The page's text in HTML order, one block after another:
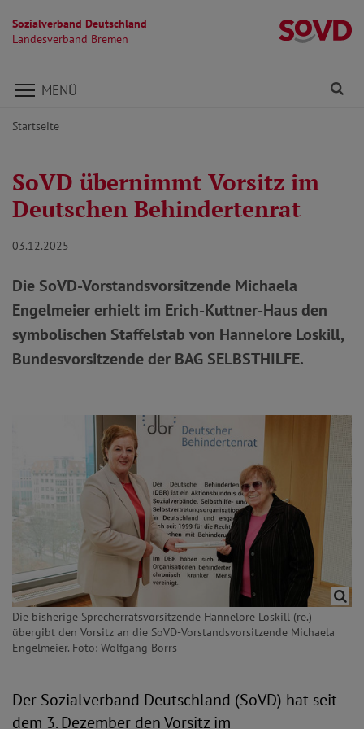
Sozialverband Deutschland
Landesverband Bremen
Direkt zu den Inhalten springen
MENÜ
Startseite
SoVD übernimmt Vorsitz im
Deutschen Behindertenrat
03.12.2025
Die SoVD-Vorstandsvorsitzende Michaela
Engelmeier erhielt im Erich-Kuttner-Haus den
symbolischen Staffelstab von Hannelore Loskill,
Bundesvorsitzende der BAG SELBSTHILFE.
Die bisherige Sprecherratsvorsitzende Hannelore Loskill (re.)
übergibt den Vorsitz an die SoVD-Vorstandsvorsitzende Michaela
Engelmeier. Foto: Wolfgang Borrs
Der Sozialverband Deutschland (SoVD) hat seit
dem 3. Dezember den Vorsitz im